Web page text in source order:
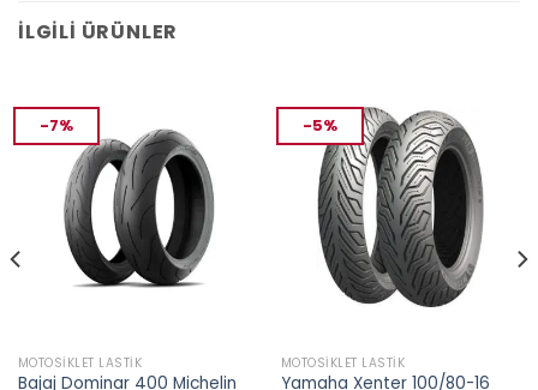
İLGILI ÜRÜNLER
-7%
MOTOSIKLET LASTIK
Bajaj Dominar 400 Michelin
-5%
MOTOSIKLET LASTIK
Yamaha Xenter 100/80-16